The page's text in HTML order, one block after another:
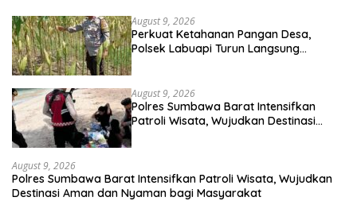
August 9, 2026
Perkuat Ketahanan Pangan Desa,
Polsek Labuapi Turun Langsung
August 9, 2026
Polres Sumbawa Barat Intensifkan
Patroli Wisata, Wujudkan Destinasi
August 9, 2026
Polres Sumbawa Barat Intensifkan Patroli Wisata, Wujudkan
Destinasi Aman dan Nyaman bagi Masyarakat